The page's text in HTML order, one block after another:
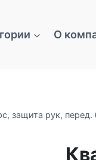
О
защита рук,